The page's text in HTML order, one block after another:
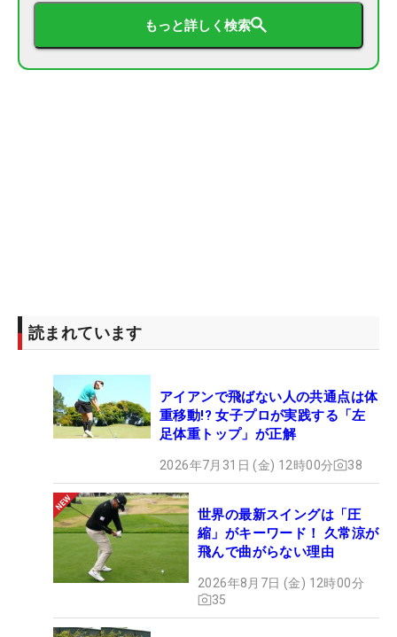
もっと詳しく検索
読まれています
アイアンで飛ばない人の共通点は体
重移動!? 女子プロが実践する「左
足体重トップ」が正解
2026年7月31日 (金) 12時00分 38
世界の最新スイングは「圧
縮」がキーワード！ 久常涼が
飛んで曲がらない理由
2026年8月7日 (金) 12時00分
35